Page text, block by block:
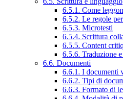
6.5.1. Come
6.5.2. Le regole
6.5.3. Microtesti
6.5.4. Scrittura
6.5.5. Content
6.5.6. Traduzione
6.6. Documenti
6.6.1. I documenti
6.6.2. Tipi di
6.6.3. Formato di